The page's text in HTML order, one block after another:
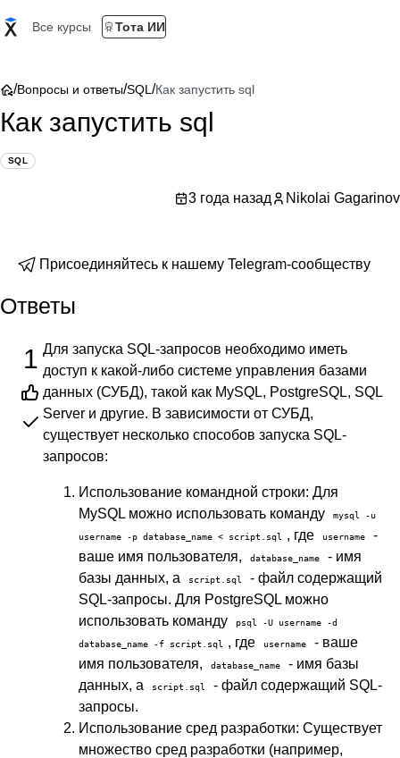
Все курсы Тота ИИ
/Вопросы и ответы/SQL /Как запустить sql
Как запустить sql
SQL
3 года назад Nikolai Gagarinov
Присоединяйтесь к нашему Telegram-сообществу
Ответы
1 Для запуска SQL-запросов необходимо иметь
доступ к какой-либо системе управления базами
данных (СУБД), такой как MySQL, PostgreSQL, SQL
Server и другие. В зависимости от СУБД,
существует несколько способов запуска SQL-
запросов:
Использование командной строки: Для
MySQL можно использовать команду
mysql -u
username -p database_name < script.sql
, где username
-
ваше имя пользователя,
database_name
- имя
базы данных, а
script.sql
- файл содержащий
SQL-запросы. Для PostgreSQL можно
использовать команду
psql -U username -d
database_name -f script.sql
, где username
- ваше
имя пользователя,
database_name
- имя базы
данных, а
script.sql
- файл содержащий SQL-
запросы.
Использование сред разработки: Существует
множество сред разработки (например,